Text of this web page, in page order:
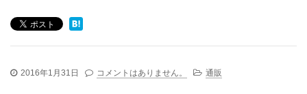
2016年1月31日 コメントはありません。 通販